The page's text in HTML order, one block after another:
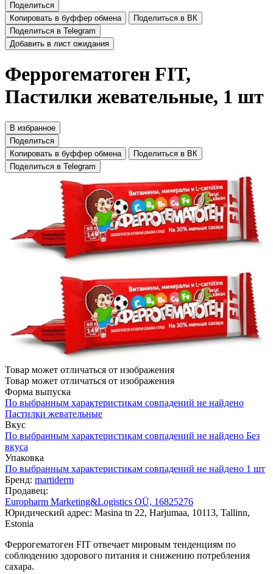
Поделиться
Копировать в буффер обмена
Поделиться в ВК
Поделиться в Telegram
Добавить в лист ожидания
Феррогематоген FIT,
Пастилки жевательные, 1 шт
В избранное
Поделиться
Копировать в буффер обмена
Поделиться в ВК
Поделиться в Telegram
Товар может отличаться от изображения
Товар может отличаться от изображения
Форма выпуска
По выбранным характеристикам совпадений не найдено
Пастилки жевательные
Вкус
По выбранным характеристикам совпадений не найдено Без
вкуса
Упаковка
По выбранным характеристикам совпадений не найдено 1 шт
Бренд: martiderm
Продавец:
Europharm Marketing&Logistics OÜ, 16825276
Юридический адрес: Masina tn 22, Harjumaa, 10113, Tallinn,
Estonia
Феррогематоген FIT отвечает мировым тенденциям по
соблюдению здорового питания и снижению потребления
сахара.